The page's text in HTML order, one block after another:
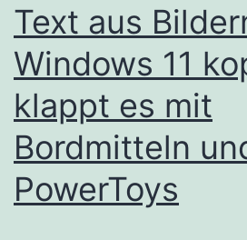
Text aus
Windows 11
klappt es mit
Bordmitteln
PowerToys